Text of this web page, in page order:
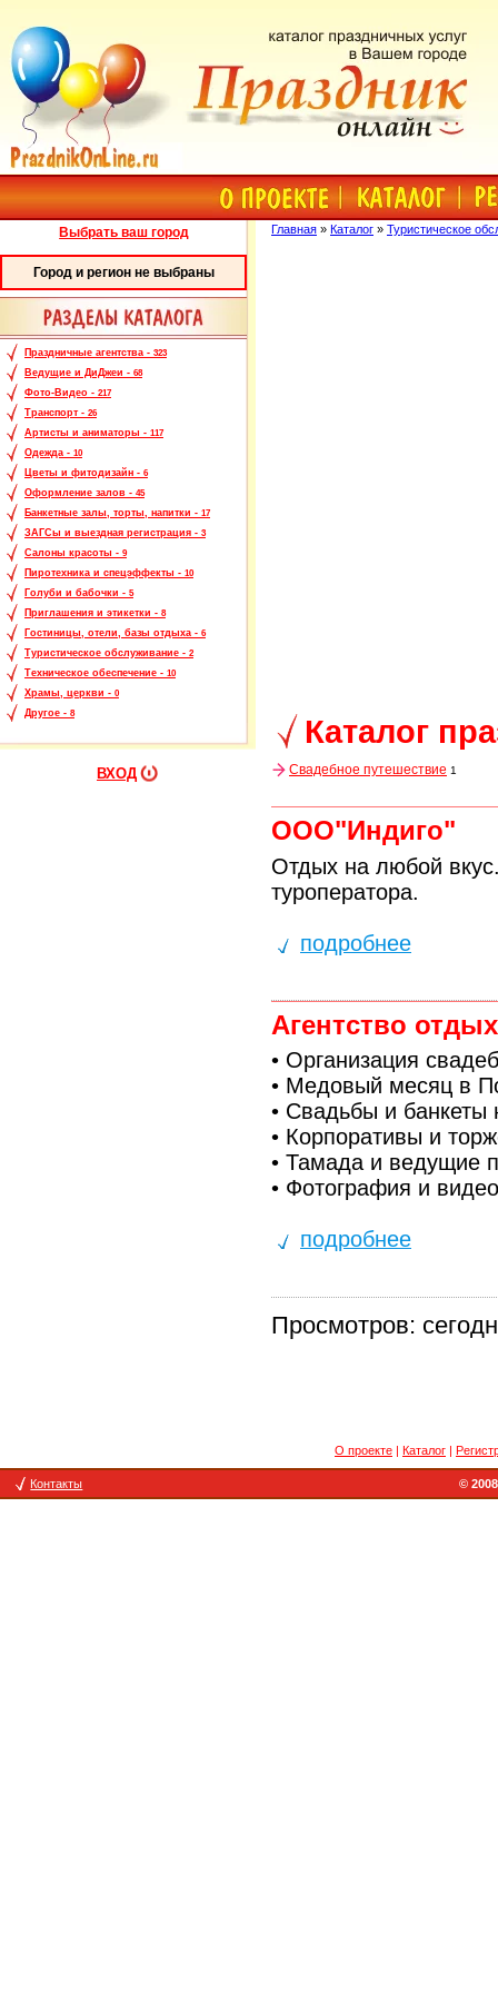
Выбрать ваш город
Город и регион не выбраны
Праздничные агентства - 323
Ведущие и ДиДжеи - 68
Фото-Видео - 217
Транспорт - 26
Артисты и аниматоры - 117
Одежда - 10
Цветы и фитодизайн - 6
Оформление залов - 45
Банкетные залы, торты, напитки - 17
ЗАГСы и выездная регистрация - 3
Салоны красоты - 9
Пиротехника и спецэффекты - 10
Голуби и бабочки - 5
Приглашения и этикетки - 8
Гостиницы, отели, базы отдыха - 6
Туристическое обслуживание - 2
Техническое обеспечение - 10
Храмы, церкви - 0
Другое - 8
ВХОД
Главная » Каталог » Туристическое
Каталог
Свадебное путешествие 1
ООО"Индиго"
Отдых на любой
туроператора.
подробнее
Агентство
• Организация
• Медовый месяц в
• Свадьбы и
• Корпоративы и
• Тамада и ведущие
• Фотография и
подробнее
Просмотров:
О проекте Каталог
Контакты ©